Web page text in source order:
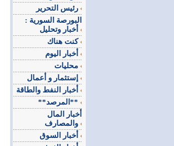
البورصة السورية :
كنت هناك
**المرصد**
أخبار المال